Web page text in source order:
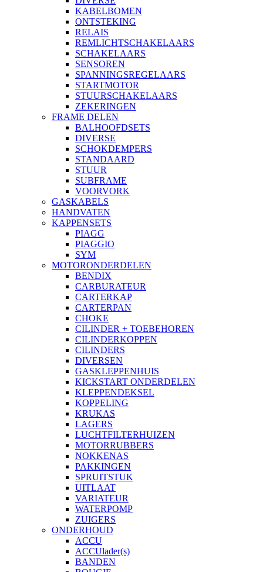
KABELBOMEN
ONTSTEKING
RELAIS
REMLICHTSCHAKELAARS
SCHAKELAARS
SENSOREN
SPANNINGSREGELAARS
STARTMOTOR
STUURSCHAKELAARS
ZEKERINGEN
FRAME DELEN
BALHOOFDSETS
DIVERSE
SCHOKDEMPERS
STANDAARD
STUUR
SUBFRAME
VOORVORK
GASKABELS
HANDVATEN
KAPPENSETS
PIAGG
PIAGGIO
SYM
MOTORONDERDELEN
BENDIX
CARBURATEUR
CARTERKAP
CARTERPAN
CHOKE
CILINDER + TOEBEHOREN
CILINDERKOPPEN
CILINDERS
DIVERSEN
GASKLEPPENHUIS
KICKSTART ONDERDELEN
KLEPPENDEKSEL
KOPPELING
KRUKAS
LAGERS
LUCHTFILTERHUIZEN
MOTORRUBBERS
NOKKENAS
PAKKINGEN
SPRUITSTUK
UITLAAT
VARIATEUR
WATERPOMP
ZUIGERS
ONDERHOUD
ACCU
ACCUlader(s)
BANDEN